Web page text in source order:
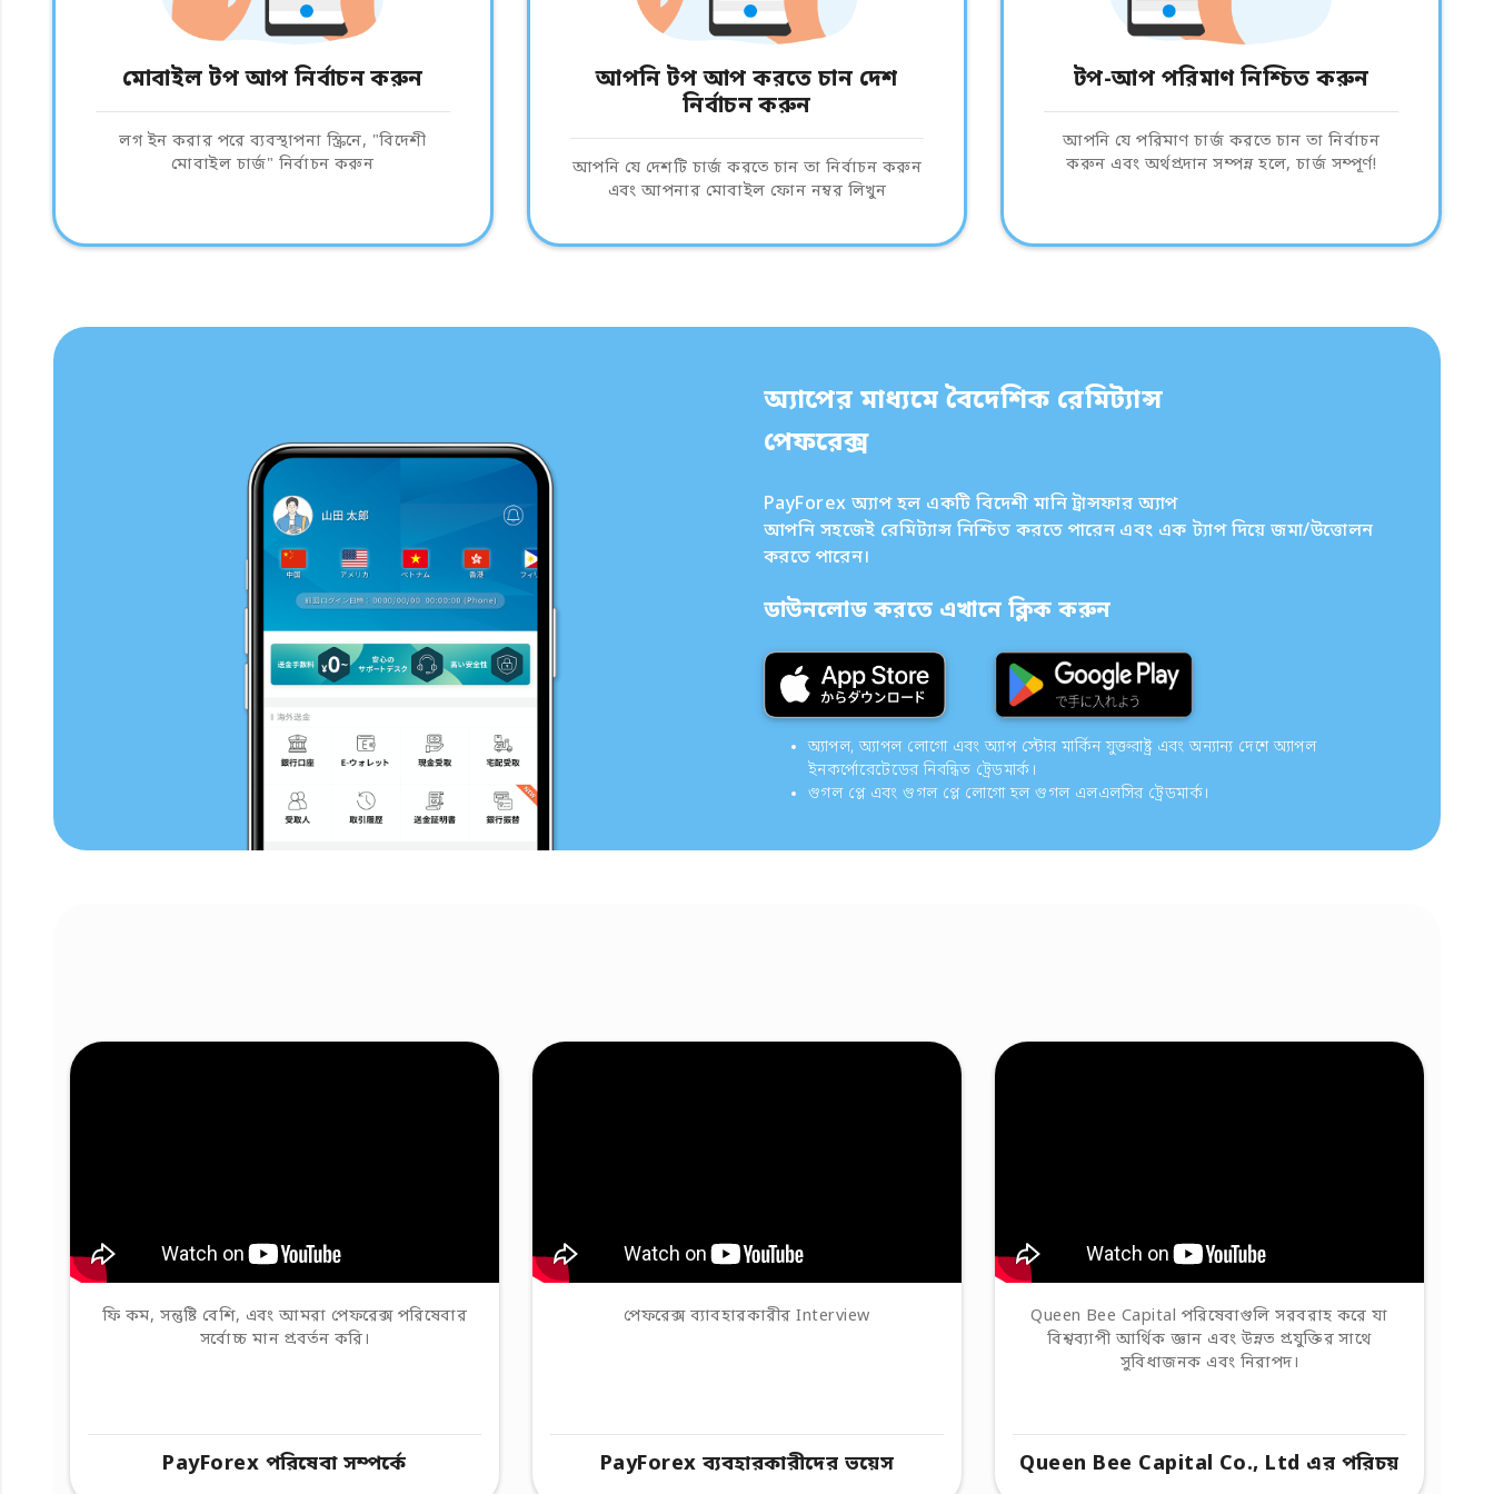
মোবাইল টপ আপ নির্বাচন করুন
লগ ইন করার পরে ব্যবস্থাপনা স্ক্রিনে, "বিদেশী
মোবাইল চার্জ" নির্বাচন করুন
আপনি টপ আপ করতে চান দেশ
নির্বাচন করুন
আপনি যে দেশটি চার্জ করতে চান তা নির্বাচন করুন
এবং আপনার মোবাইল ফোন নম্বর লিখুন
টপ-আপ পরিমাণ নিশ্চিত করুন
আপনি যে পরিমাণ চার্জ করতে চান তা নির্বাচন
করুন এবং অর্থপ্রদান সম্পন্ন হলে, চার্জ সম্পূর্ণ!
অ্যাপের মাধ্যমে বৈদেশিক রেমিট্যান্স
পেফরেক্স
PayForex অ্যাপ হল একটি বিদেশী মানি ট্রান্সফার অ্যাপ
আপনি সহজেই রেমিট্যান্স নিশ্চিত করতে পারেন এবং এক ট্যাপ দিয়ে জমা/উত্তোলন
করতে পারেন।
ডাউনলোড করতে এখানে ক্লিক করুন
অ্যাপল, অ্যাপল লোগো এবং অ্যাপ স্টোর মার্কিন যুক্তরাষ্ট্র এবং অন্যান্য দেশে অ্যাপল
ইনকর্পোরেটেডের নিবন্ধিত ট্রেডমার্ক।
গুগল প্লে এবং গুগল প্লে লোগো হল গুগল এলএলসির ট্রেডমার্ক।
ফি কম, সন্তুষ্টি বেশি, এবং আমরা পেফরেক্স পরিষেবার
সর্বোচ্চ মান প্রবর্তন করি।
PayForex পরিষেবা সম্পর্কে
পেফরেক্স ব্যাবহারকারীর Interview
PayForex ব্যবহারকারীদের ভয়েস
Queen Bee Capital পরিষেবাগুলি সরবরাহ করে যা
বিশ্বব্যাপী আর্থিক জ্ঞান এবং উন্নত প্রযুক্তির সাথে
সুবিধাজনক এবং নিরাপদ।
Queen Bee Capital Co., Ltd এর পরিচয়